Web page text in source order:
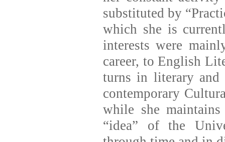
substituted by
which she is
interests were
career, to English
turns in literary and
contemporary
while she
“idea” of the